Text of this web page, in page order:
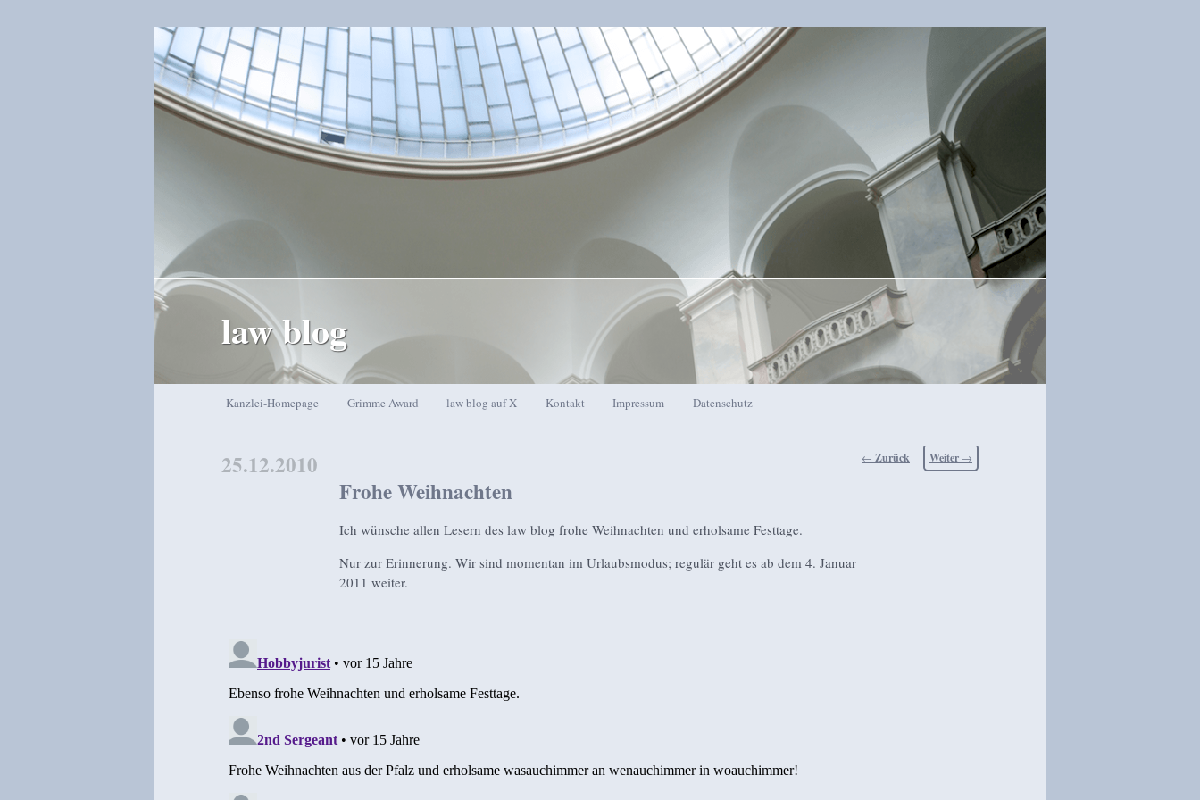
law blog
Zum Inhalt wechseln
Zum sekundären Inhalt wechseln
Kanzlei-Homepage Grimme Award law blog auf X Kontakt Impressum Datenschutz
Beitragsnavigation
← Zurück Weiter →
Frohe Weihnachten
25.12.2010
Ich wünsche allen Lesern des law blog frohe Weihnachten und erholsame Festtage.
Nur zur Erinnerung. Wir sind momentan im Urlaubsmodus; regulär geht es ab dem 4. Januar
2011 weiter.